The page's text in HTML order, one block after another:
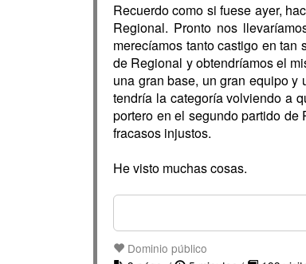
Recuerdo como si fuese ayer,
Regional. Pronto nos
merecíamos tanto castigo en
de Regional y obtendríamos el
una gran base, un gran equipo
tendría la categoría volviendo a
portero en el segundo partido
fracasos injustos.
He visto muchas cosas.
Dominio público